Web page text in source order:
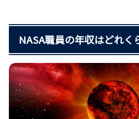
NASA職員の年収はどれく